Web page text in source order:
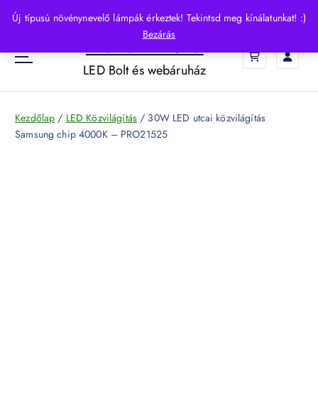
Új típusú növénynevelő lámpák érkeztek! Tekintsd meg kínálatunkat! :)
Bezárás
p
o
HelloLED.hu
LED Bolt és webáruház
Kezdőlap / LED Közvilágítás/ 30W LED utcai közvilágítás
Samsung chip 4000K – PRO21525